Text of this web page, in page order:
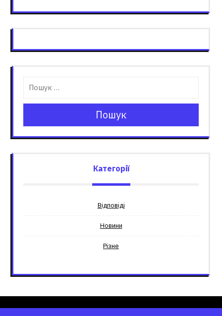
Пошук
Категорії
Відповіді
Новини
Різне